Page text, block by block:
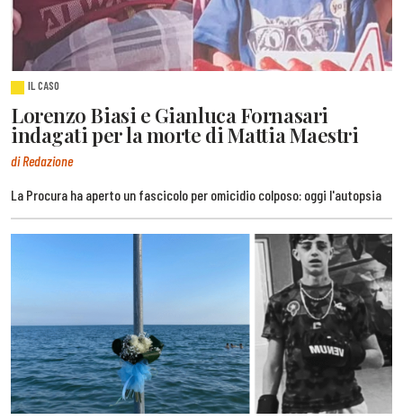
IL CASO
Lorenzo Biasi e Gianluca Fornasari
indagati per la morte di Mattia Maestri
di Redazione
La Procura ha aperto un fascicolo per omicidio colposo: oggi l'autopsia